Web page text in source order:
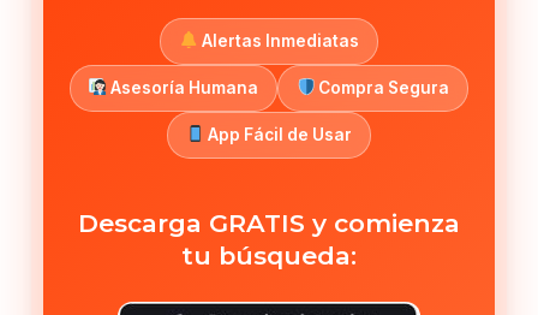
Alertas Inmediatas
Asesoría Humana Compra Segura
App Fácil de Usar
Descarga GRATIS y comienza
tu búsqueda: